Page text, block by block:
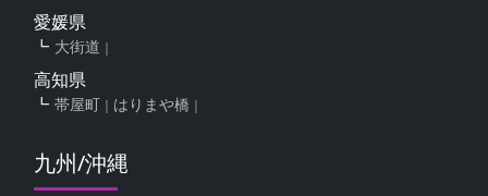
愛媛県
大街道
高知県
帯屋町 はりまや橋
九州/沖縄